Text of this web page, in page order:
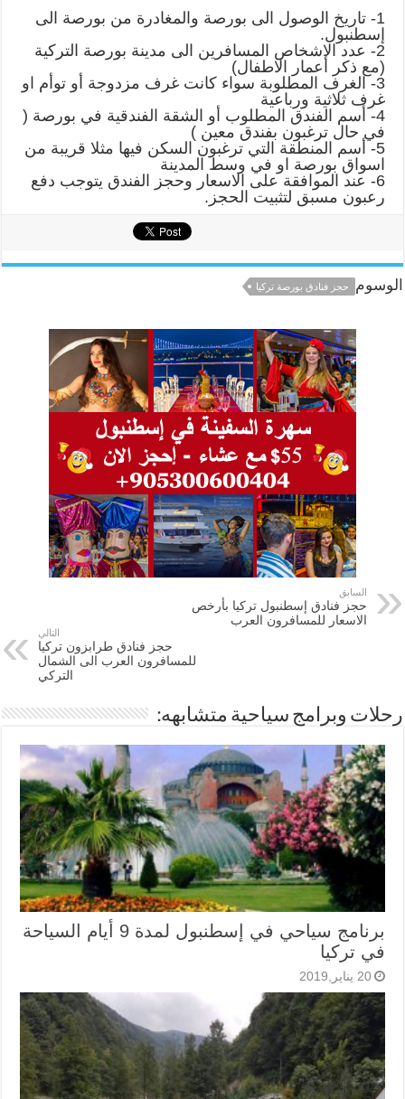
1- تاريخ الوصول الى بورصة والمغادرة من بورصة الى
إسطنبول.
2- عدد الاشخاص المسافرين الى مدينة بورصة التركية
(مع ذكر أعمار الاطفال)
3- الغرف المطلوبة سواء كانت غرف مزدوجة أو توأم او
غرف ثلاثية ورباعية
4- أسم الفندق المطلوب أو الشقة الفندقية في بورصة (
في حال ترغبون بفندق معين )
5- أسم المنطقة التي ترغبون السكن فيها مثلا قريبة من
اسواق بورصة او في وسط المدينة
6- عند الموافقة على الاسعار وحجز الفندق يتوجب دفع
رعبون مسبق لتثبيت الحجز.
الوسوم حجز فنادق بورصة تركيا
السابق
حجز فنادق إسطنبول تركيا بأرخص
الاسعار للمسافرون العرب
التالي
حجز فنادق طرابزون تركيا
للمسافرون العرب الى الشمال
التركي
رحلات وبرامج سياحية متشابهه:
برنامج سياحي في إسطنبول لمدة 9 أيام السياحة
في تركيا
20 يناير,2019